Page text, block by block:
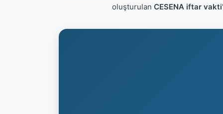
oluşturulan CESENA iftar vakti